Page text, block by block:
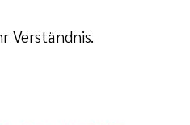
Verständnis.